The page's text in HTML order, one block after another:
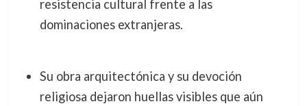
resistencia cultural frente a las
dominaciones extranjeras.
Su obra arquitectónica y su devoción
religiosa dejaron huellas visibles que aún